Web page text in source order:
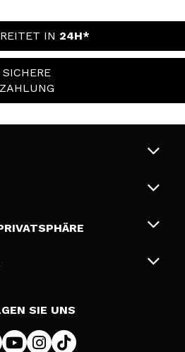
IN 24H*
SICHERE
ZAHLUNG
SIE UNS